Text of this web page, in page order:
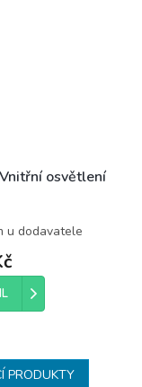
osvětlení
u dodavatele
PRODUKTY